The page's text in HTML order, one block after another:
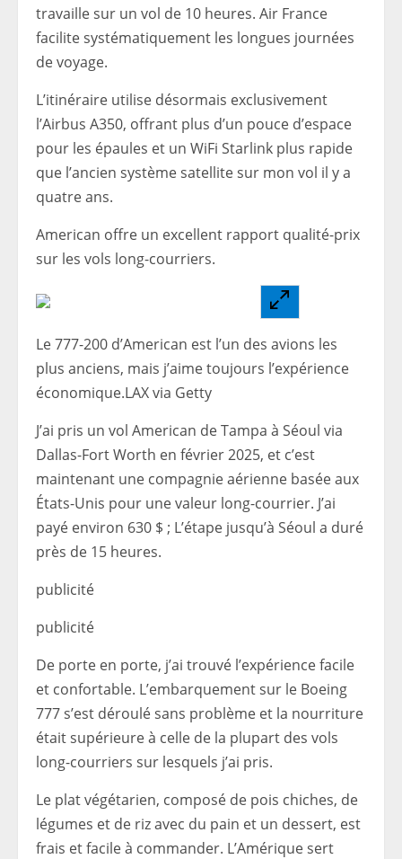
travaille sur un vol de 10 heures. Air France
facilite systématiquement les longues journées
de voyage.
L’itinéraire utilise désormais exclusivement
l’Airbus A350, offrant plus d’un pouce d’espace
pour les épaules et un WiFi Starlink plus rapide
que l’ancien système satellite sur mon vol il y a
quatre ans.
American offre un excellent rapport qualité-prix
sur les vols long-courriers.
Le 777-200 d’American est l’un des avions les
plus anciens, mais j’aime toujours l’expérience
économique.LAX via Getty
J’ai pris un vol American de Tampa à Séoul via
Dallas-Fort Worth en février 2025, et c’est
maintenant une compagnie aérienne basée aux
États-Unis pour une valeur long-courrier. J’ai
payé environ 630 $ ; L’étape jusqu’à Séoul a duré
près de 15 heures.
publicité
publicité
De porte en porte, j’ai trouvé l’expérience facile
et confortable. L’embarquement sur le Boeing
777 s’est déroulé sans problème et la nourriture
était supérieure à celle de la plupart des vols
long-courriers sur lesquels j’ai pris.
Le plat végétarien, composé de pois chiches, de
légumes et de riz avec du pain et un dessert, est
frais et facile à commander. L’Amérique sert